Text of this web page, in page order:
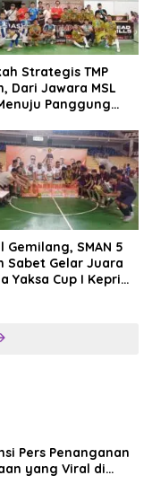
Strategis TMP
Dari Jawara MSL
Panggung
Gemilang, SMAN 5
Sabet Gelar Juara
Yaksa Cup I Kepri
Pers Penanganan
yang Viral di